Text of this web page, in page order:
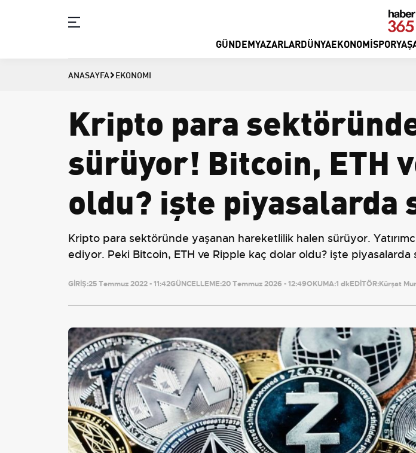
GÜNDEMYAZARLARDÜNYAEKONOMISPOR
ANASAYFA EKONOMI
Kripto para
sürüyor! Bitcoin, ETH
oldu? işte piyasalarda
Kripto para sektöründe yaşanan hareketlilik halen sürüyor.
ediyor. Peki Bitcoin, ETH ve Ripple kaç dolar oldu? işte piyasalarda
GİRİŞ:25 Temmuz 2022 - 11:42GÜNCELLEME:20 Temmuz 2026 - 12:49OKUMA:1 dkEDİTÖR:Kürşat